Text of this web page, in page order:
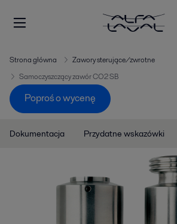
Strona główna
Zawory sterujące/zwrotne
Samoczyszczący zawór CO2 SB
Poproś o wycenę
Dokumentacja Przydatne wskazówki